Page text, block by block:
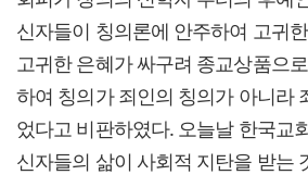
신자들이 칭의론에 안주하여 고귀
고귀한 은혜가 싸구려 종교상품으
하여 칭의가 죄인의 칭의가 아니라
었다고 비판하였다. 오늘날 한국교
신자들의 삶이 사회적 지탄을 받는